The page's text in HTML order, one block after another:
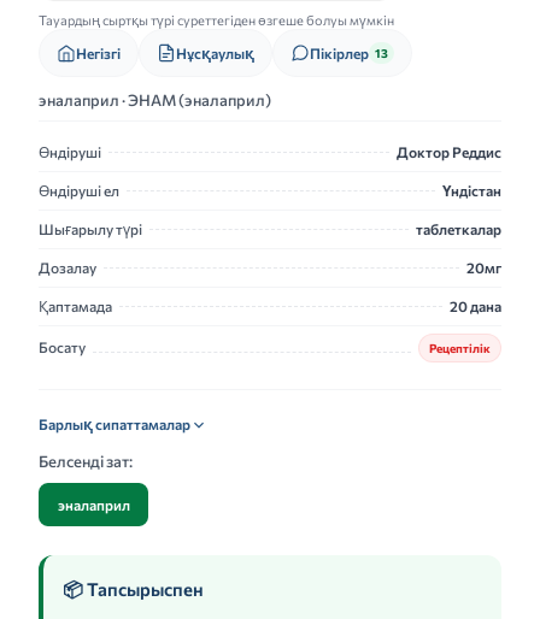
Тауардың сыртқы түрі суреттегіден өзгеше болуы мүмкін
Негізгі Нұсқаулық Пікірлер 13
эналаприл · ЭНАМ (эналаприл)
Өндіруші Доктор Реддис
Өндіруші ел Үндістан
Шығарылу түрі таблеткалар
Дозалау 20мг
Қаптамада 20 дана
Босату Рецептілік
Барлық сипаттамалар
Белсенді зат:
эналаприл
📦 Тапсырыспен